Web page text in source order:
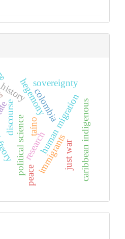
political scienceresearch
discoursehegemony
colombia
peace
human migration
immigrantsjust war
sovereignty
taíno caribbean indigenous